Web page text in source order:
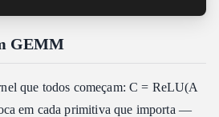
GEMM
que todos começam: C = ReLU(A
em cada primitiva que importa —